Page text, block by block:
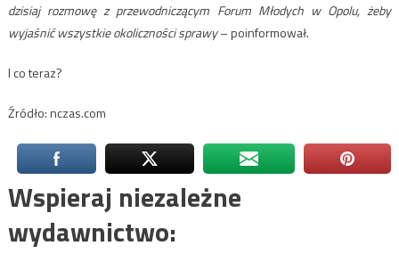
dzisiaj rozmowę z przewodniczącym Forum Młodych w Opolu, żeby
wyjaśnić wszystkie okoliczności sprawy– poinformował.
I co teraz?
Źródło: nczas.com
Wspieraj niezależne
wydawnictwo: